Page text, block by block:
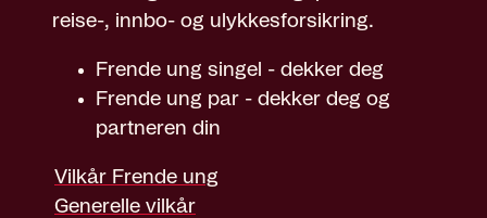
reise-, innbo- og ulykkesforsikring.
Frende ung singel - dekker deg
Frende ung par - dekker deg og
partneren din
Vilkår Frende ung
Generelle vilkår